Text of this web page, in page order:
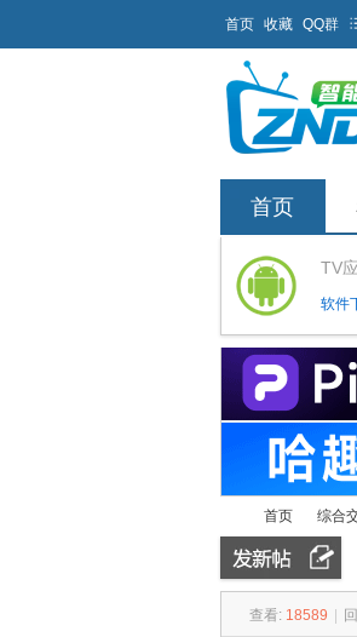
首页 收藏 QQ群
首页
TV
软件
首页
›
综合
查看: 18589